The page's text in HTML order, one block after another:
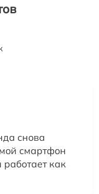
снова
смартфон
как